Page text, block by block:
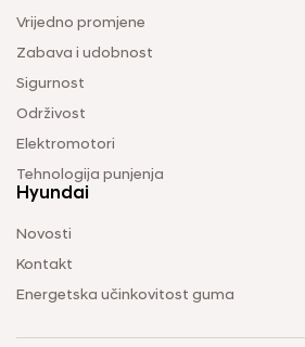
Vrijedno promjene
Zabava i udobnost
Sigurnost
Održivost
Elektromotori
Tehnologija punjenja
Hyundai
Novosti
Kontakt
Energetska učinkovitost guma